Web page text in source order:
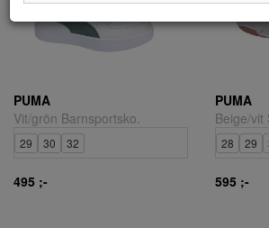
PUMA
Vit/grön Barnsportsko.
29 30 32
495 ;-
PUMA
Beige/vit
28 29
595 ;-